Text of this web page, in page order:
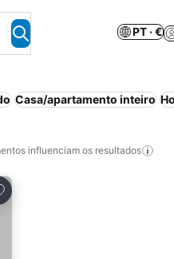
PT · €
Casa/apartamento inteiro
influenciam os resultados
aos favoritos